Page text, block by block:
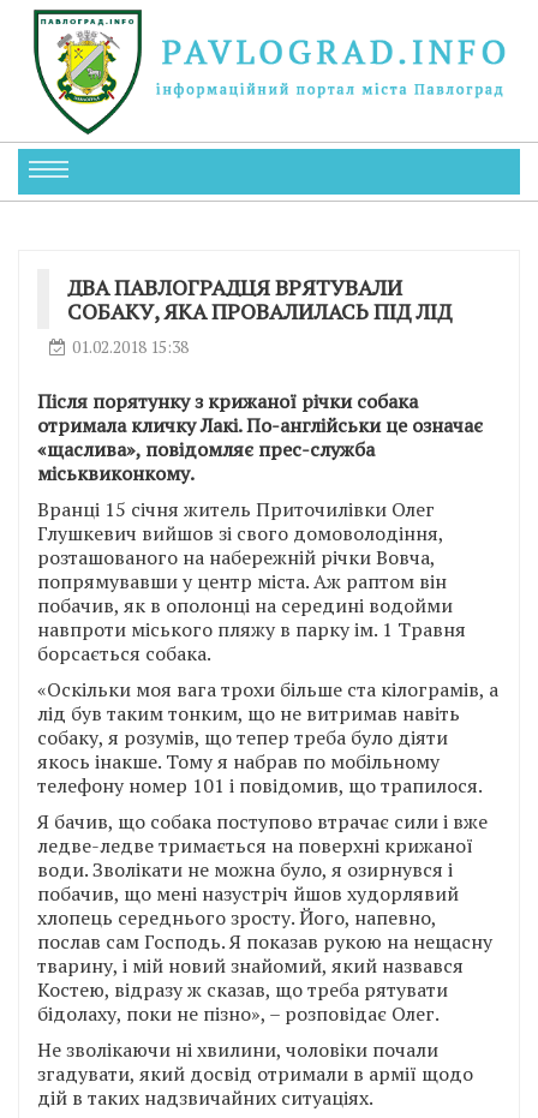
ДВА ПАВЛОГРАДЦЯ ВРЯТУВАЛИ
СОБАКУ, ЯКА ПРОВАЛИЛАСЬ ПІД ЛІД
01.02.2018 15:38
Після порятунку з крижаної річки собака
отримала кличку Лакі. По-англійськи це означає
«щаслива», повідомляє прес-служба
міськвиконкому.
Вранці 15 січня житель Приточилівки Олег
Глушкевич вийшов зі свого домоволодіння,
розташованого на набережній річки Вовча,
попрямувавши у центр міста. Аж раптом він
побачив, як в ополонці на середині водойми
навпроти міського пляжу в парку ім. 1 Травня
борсається собака.
«Оскільки моя вага трохи більше ста кілограмів, а
лід був таким тонким, що не витримав навіть
собаку, я розумів, що тепер треба було діяти
якось інакше. Тому я набрав по мобільному
телефону номер 101 і повідомив, що трапилося.
Я бачив, що собака поступово втрачає сили і вже
ледве-ледве тримається на поверхні крижаної
води. Зволікати не можна було, я озирнувся і
побачив, що мені назустріч йшов худорлявий
хлопець середнього зросту. Його, напевно,
послав сам Господь. Я показав рукою на нещасну
тварину, і мій новий знайомий, який назвався
Костею, відразу ж сказав, що треба рятувати
бідолаху, поки не пізно», – розповідає Олег.
Не зволікаючи ні хвилини, чоловіки почали
згадувати, який досвід отримали в армії щодо
дій в таких надзвичайних ситуаціях.